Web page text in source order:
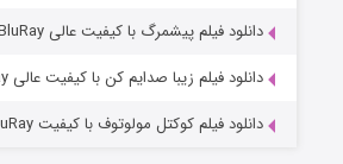
دانلود فیلم پیشمرگ با کیفیت عالی BluRay
دانلود فیلم زیبا صدایم کن با کیفیت عالی BluRay
دانلود فیلم کوکتل مولوتوف با کیفیت BluRay